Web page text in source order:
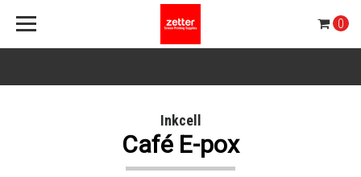
0
Inkcell
Café E-pox